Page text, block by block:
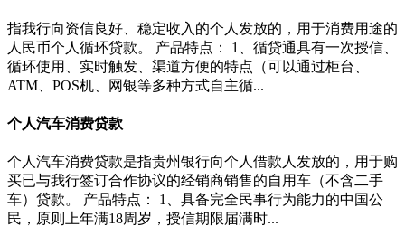
指我行向资信良好、稳定收入的个人发放的，用于消费用途的
人民币个人循环贷款。 产品特点： 1、循贷通具有一次授信、
循环使用、实时触发、渠道方便的特点（可以通过柜台、
ATM、POS机、网银等多种方式自主循...
个人汽车消费贷款
个人汽车消费贷款是指贵州银行向个人借款人发放的，用于购
买已与我行签订合作协议的经销商销售的自用车（不含二手
车）贷款。 产品特点： 1、具备完全民事行为能力的中国公
民，原则上年满18周岁，授信期限届满时...